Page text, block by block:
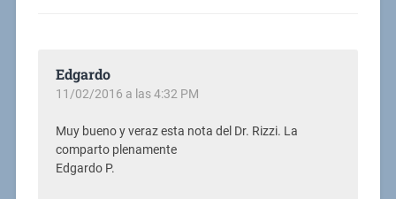
Edgardo
11/02/2016 a las 4:32 PM
Muy bueno y veraz esta nota del Dr. Rizzi. La
comparto plenamente
Edgardo P.